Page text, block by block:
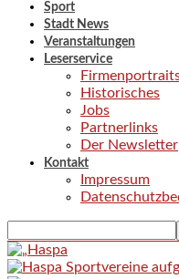
Sport
Stadt News
Veranstaltungen
Leserservice
Historisches
Jobs
Partnerlinks
Der Newsletter
Kontakt
Impressum